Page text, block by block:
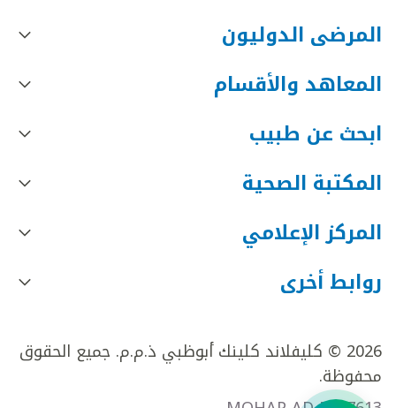
المرضى الدوليون
المعاهد والأقسام
ابحث عن طبيب
المكتبة الصحية
المركز الإعلامي
روابط أخرى
2026 © كليفلاند كلينك أبوظبي ذ.م.م. جميع الحقوق
محفوظة.